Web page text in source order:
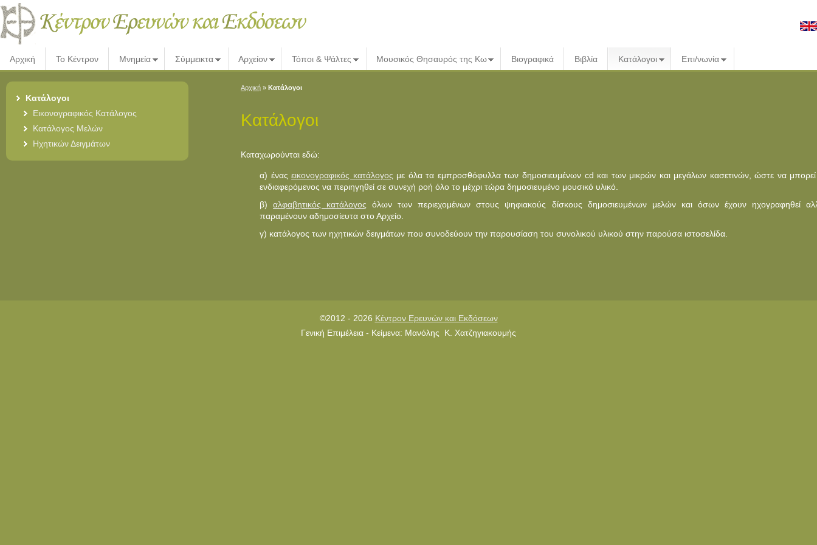
Αρχική Το Κέντρον Μνημεία Σύμμεικτα Αρχείον Τόποι & Ψάλτες Μουσικός Θησαυρός της Κω Βιογραφικά Βιβλία Κατάλογοι Επι/νωνία
Κατάλογοι
Εικονογραφικός Κατάλογος
Κατάλογος Μελών
Ηχητικών Δειγμάτων
Αρχική » Κατάλογοι
Κατάλογοι
Καταχωρούνται εδώ:
α) έναςεικονογραφικός κατάλογος με όλα τα εμπροσθόφυλλα των δημοσιευμένων cd και των μικρών και μεγάλων κασετινών, ώστε να
ενδιαφερόμενος να περιηγηθεί σε συνεχή ροή όλο το μέχρι τώρα δημοσιευμένο μουσικό υλικό.
β)αλφαβητικός κατάλογος όλων των περιεχομένων στους ψηφιακούς δίσκους δημοσιευμένων μελών και όσων έχουν ηχογραφηθεί
παραμένουν αδημοσίευτα στο Αρχείο.
γ) κατάλογος των ηχητικών δειγμάτων που συνοδεύουν την παρουσίαση του συνολικού υλικού στην παρούσα ιστοσελίδα.
©2012 - 2026 Κέντρον Ερευνών και Εκδόσεων
Γενική Επιμέλεια - Κείμενα: Μανόλης Κ. Χατζηγιακουμής